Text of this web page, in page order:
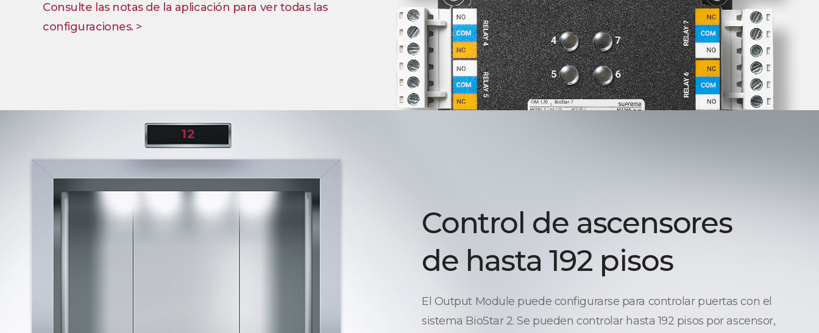
Consulte las notas de la aplicación para ver todas las
configuraciones. >
Control de ascensores
de hasta 192 pisos
El Output Module puede configurarse para controlar puertas con el
sistema BioStar 2. Se pueden controlar hasta 192 pisos por ascensor,